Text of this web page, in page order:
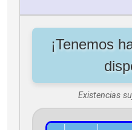
¡Tenemos
Existencias